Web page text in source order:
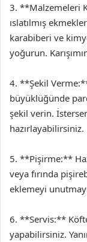
3. **Malzemeleri
ıslatılmış
karabiberi ve
yoğurun.
4. **Şekil
büyüklüğünde
şekil verin.
hazırlayabilirsiniz.
5. **Pişirme:**
veya fırında
eklemeyi
6. **Servis:**
yapabilirsiniz.